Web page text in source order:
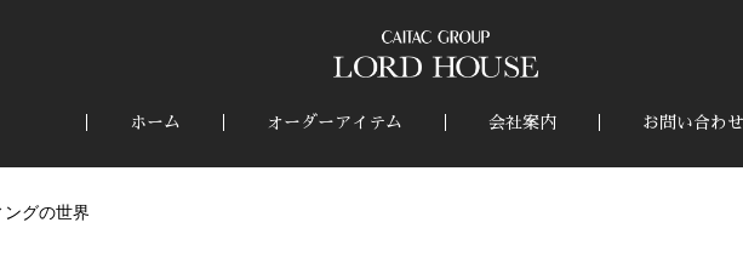
ホーム オーダーアイテム 会社案内 お問い合わせ
グの世界